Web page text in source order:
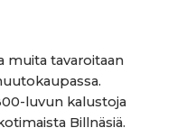
muita tavaroitaan
luvun kalustoja
Billnäsiä.